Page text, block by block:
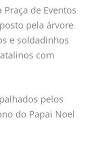
de Eventos
pela árvore
e soldadinhos
com
pelos
do Papai Noel